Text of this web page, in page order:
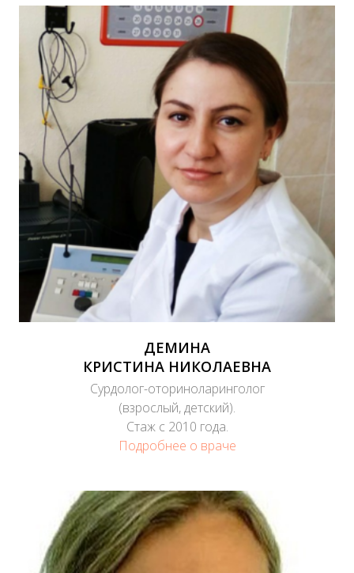
ДЕМИНА
КРИСТИНА НИКОЛАЕВНА
Сурдолог-оториноларинголог
(взрослый, детский).
Стаж с 2010 года.
Подробнее о враче